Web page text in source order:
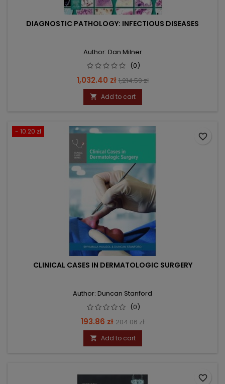
DIAGNOSTIC PATHOLOGY: INFECTIOUS DISEASES
Author: Dan Milner
(0)
Price
1,032.40 zł Regular
price
1,214.59 zł
 Add to cart
- 10.20 zł
CLINICAL CASES IN DERMATOLOGIC SURGERY
Author: Duncan Stanford
(0)
Price
193.86 zł Regular
price
204.06 zł
 Add to cart
favorite_border
favorite_border